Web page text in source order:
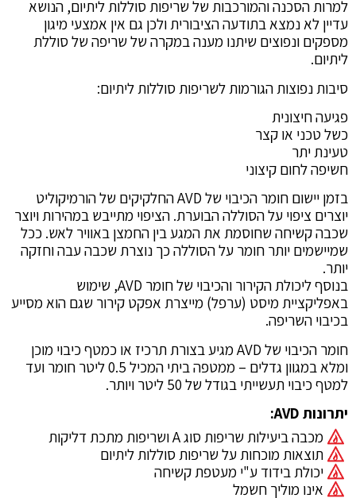
למרות הסכנה והמורכבות של שריפות סוללות ליתיום, הנושא
עדיין לא נמצא בתודעה הציבורית ולכן גם אין אמצעי מיגון
מספקים ונפוצים שיתנו מענה במקרה של שריפה של סוללת
ליתיום.
סיבות נפוצות הגורמות לשריפות סוללות ליתיום:
פגיעה חיצונית
כשל טכני או קצר
טעינת יתר
חשיפה לחום קיצוני
בזמן יישום חומר הכיבוי של AVD החלקיקים של הורמיקוליט
יוצרים ציפוי על הסוללה הבוערת. הציפוי מתייבש במהירות ויוצר
שכבה קשיחה שחוסמת את המגע בין החמצן באוויר לאש. ככל
שמיישמים יותר חומר על הסוללה כך נוצרת שכבה עבה וחזקה
יותר.
בנוסף ליכולת הקירור והכיבוי של חומר AVD, שימוש
באפליקציית מיסט (ערפל) מייצרת אפקט קירור שגם הוא מסייע
בכיבוי השריפה.
חומר הכיבוי של AVD מגיע בצורת תרכיז או כמטף כיבוי מוכן
ומלא במגוון גדלים – ממטפה ביתי המכיל 0.5 ליטר חומר ועד
למטף כיבוי תעשייתי בגודל של 50 ליטר ויותר.
יתרונות AVD
:
מכבה ביעילות שריפות סוג A ושריפות מתכת דליקות
תוצאות מוכחות על שריפות סוללות ליתיום
יכולת בידוד ע"י מעטפת קשיחה
אינו מוליך חשמל